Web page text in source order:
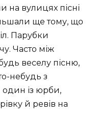
на вулицях пісні
ще тому, що
Парубки
Часто між
веселу пісню,
небудь з
один із юрби,
й ревів на